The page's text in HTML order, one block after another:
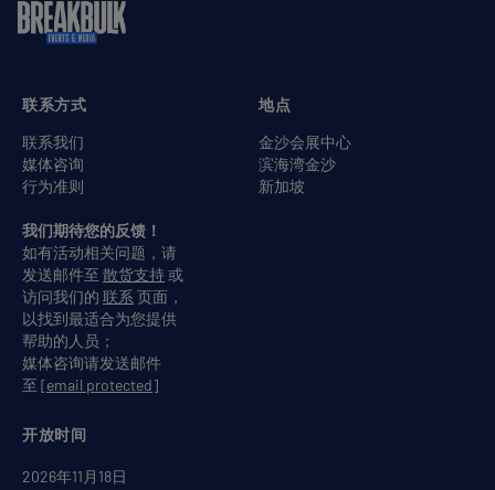
地点
金沙会展中心
滨海湾金沙
新加坡
开放时间
2026年11月18日
联系方式
联系我们
媒体咨询
行为准则
我们期待您的反馈！
如有活动相关问题，请
发送邮件至 散货支持或
访问我们的 联系 页面，
以找到最适合为您提供
帮助的人员；
媒体咨询请发送邮件
至 [email protected]